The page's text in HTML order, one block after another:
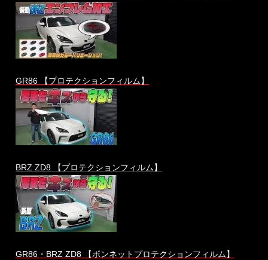
GR86 【プロテクションフィルム】
BRZ ZD8 【プロテクションフィルム】
GR86・BRZ ZD8 【ボンネットプロテクションフィルム】